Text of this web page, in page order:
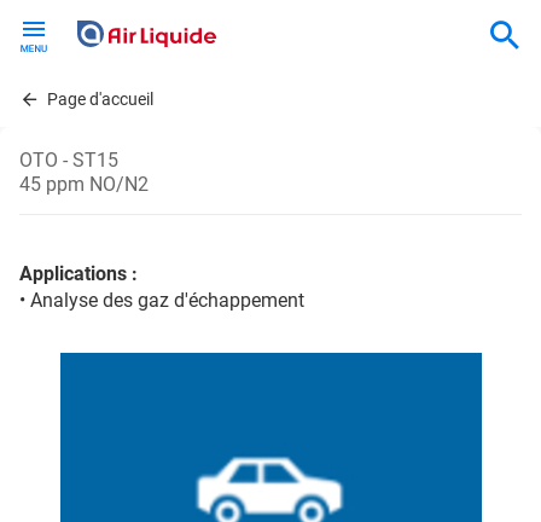
contentPage d'accueil
OTO - ST15
45 ppm NO/N2
Applications :
• Analyse des gaz d'échappement